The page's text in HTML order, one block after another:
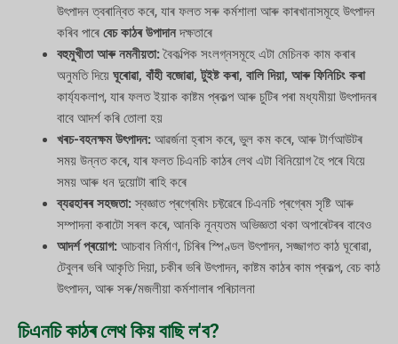
উৎপাদন ত্বৰান্বিত কৰে, যাৰ ফলত সৰু কৰ্মশালা আৰু কাৰখানাসমূহে উৎপাদন
কৰিব পাৰে বেচ কাঠৰ উপাদানদক্ষতাৰে
বহুমুখীতা আৰু নমনীয়তা:বৈকল্পিক সংলগ্নসমূহে এটা মেচিনক কাম কৰাৰ
অনুমতি দিয়ে ঘূৰোৱা, বাঁহী বজোৱা, টুইষ্ট কৰা, বালি দিয়া, আৰু ফিনিচিং কৰা
কাৰ্য্যকলাপ, যাৰ ফলত ইয়াক কাষ্টম প্ৰকল্প আৰু চুটিৰ পৰা মধ্যমীয়া উৎপাদনৰ
বাবে আদৰ্শ কৰি তোলা হয়
খৰচ-বহনক্ষম উৎপাদন:আৱৰ্জনা হ্ৰাস কৰে, ভুল কম কৰে, আৰু টাৰ্ণআউটৰ
সময় উন্নত কৰে, যাৰ ফলত চিএনচি কাঠৰ লেথ এটা বিনিয়োগ হৈ পৰে যিয়ে
সময় আৰু ধন দুয়োটা ৰাহি কৰে
ব্যৱহাৰৰ সহজতা:স্বজ্ঞাত প্ৰগ্ৰেমিং চফ্টৱেৰে চিএনচি প্ৰগ্ৰেম সৃষ্টি আৰু
সম্পাদনা কৰাটো সৰল কৰে, আনকি নূন্যতম অভিজ্ঞতা থকা অপাৰেটৰৰ বাবেও
আদৰ্শ প্ৰয়োগ:আচবাব নিৰ্মাণ, চিৰিৰ স্পিণ্ডল উৎপাদন, সজ্জাগত কাঠ ঘূৰোৱা,
টেবুলৰ ভৰি আকৃতি দিয়া, চকীৰ ভৰি উৎপাদন, কাষ্টম কাঠৰ কাম প্ৰকল্প, বেচ কাঠ
উৎপাদন, আৰু সৰু/মজলীয়া কৰ্মশালাৰ পৰিচালনা
চিএনচি কাঠৰ লেথ কিয় বাছি ল'ব?